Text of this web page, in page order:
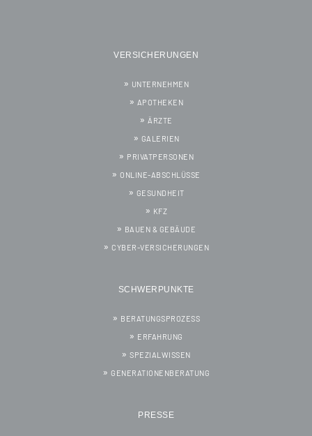
VERSICHERUNGEN
UNTERNEHMEN
APOTHEKEN
ÄRZTE
GALERIEN
PRIVATPERSONEN
ONLINE-ABSCHLÜSSE
GESUNDHEIT
KFZ
BAUEN & GEBÄUDE
CYBER-VERSICHERUNGEN
SCHWERPUNKTE
BERATUNGSPROZESS
ERFAHRUNG
SPEZIALWISSEN
GENERATIONENBERATUNG
PRESSE